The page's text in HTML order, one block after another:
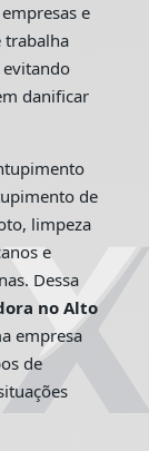
e
trabalha
evitando
danificar
de
limpeza
e
Dessa
no Alto
empresa
de